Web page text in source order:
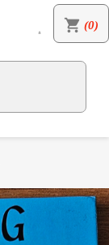
shopping_cart (0)
